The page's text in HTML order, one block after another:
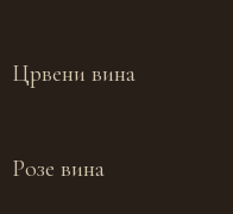
Црвени вина
Розе вина